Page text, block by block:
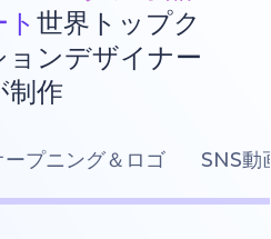
世界トップク
ンデザイナー
制作
ープニング＆ロゴ SNS動